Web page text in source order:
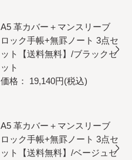
A5 革カバー＋マンスリーブ
ロック手帳+無罫ノート 3点セ
ット【送料無料】/ブラックセ
ット
価格： 19,140円(税込)
A5 革カバー＋マンスリーブ
ロック手帳+無罫ノート 3点セ
ット【送料無料】/ベージュセ